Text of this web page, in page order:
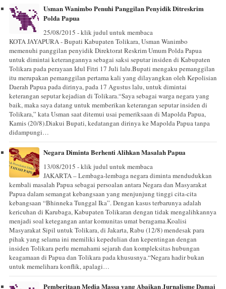
Usman Wanimbo Penuhi Panggilan Penyidik Ditreskrim
Polda Papua
25/08/2015 - klik judul untuk membaca
KOTA JAYAPURA - Bupati Kabupaten Tolikara, Usman Wanimbo
memenuhi panggilan penyidik Direktorat Reskrim Umum Polda Papua
untuk dimintai keterangannya sebagai saksi seputar insiden di Kabupaten
Tolikara pada perayaan Idul Fitri 17 Juli lalu.Bupati mengaku pemanggilan
itu merupakan pemanggilan pertama kali yang dilayangkan oleh Kepolisian
Daerah Papua pada dirinya, pada 17 Agustus lalu, untuk dimintai
keterangan seputar kejadian di Tolikara.“Saya sebagai warga negara yang
baik, maka saya datang untuk memberikan keterangan seputar insiden di
Tolikara,” kata Usman saat ditemui usai pemeriksaan di Mapolda Papua,
Kamis (20/8).Diakui Bupati, kedatangan dirinya ke Mapolda Papua tanpa
didampungi…
Negara Diminta Berhenti Alihkan Masalah Papua
13/08/2015 - klik judul untuk membaca
JAKARTA – Lembaga-lembaga negara diminta mendudukkan
kembali masalah Papua sebagai persoalan antara Negara dan Masyarakat
Papua dalam semangat kebangsaan yang menjunjung tinggi cita-cita
kebangsaan “Bhinneka Tunggal Ika”. Dengan kasus terbarunya adalah
kericuhan di Karubaga, Kabupaten Tolikaran dengan tidak mengalihkannya
menjadi soal ketegangan antar komunitas umat beragama.Koalisi
Masyarakat Sipil untuk Tolikara, di Jakarta, Rabu (12/8) mendesak para
pihak yang selama ini memiliki kepedulian dan kepentingan dengan
insiden Tolikara perlu memahami sejarah dan kompleksitas hubungan
keagamaan di Papua dan Tolikara pada khususnya.“Negara hadir bukan
untuk memelihara konflik, apalagi…
Pemberitaan Media Massa yang Abaikan Jurnalisme Damai